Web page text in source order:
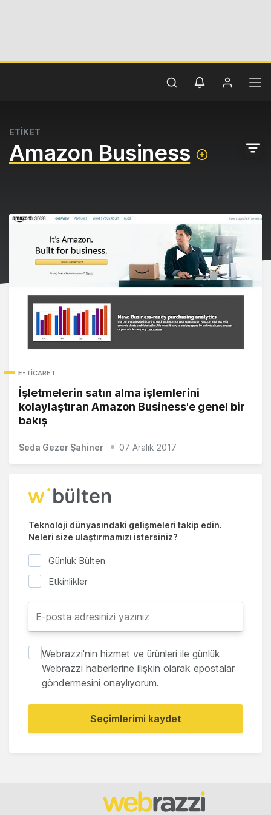
ETİKET
Amazon Business
E-TICARET
İşletmelerin satın alma işlemlerini
kolaylaştıran Amazon Business'e genel bir
bakış
Seda Gezer Şahiner 07 Aralık 2017
Teknoloji dünyasındaki gelişmeleri takip edin.
Neleri size ulaştırmamızı istersiniz?
Günlük Bülten
Etkinlikler
Webrazzi'nin hizmet ve ürünleri ile günlük
Webrazzi haberlerine ilişkin olarak epostalar
göndermesini onaylıyorum.
Seçimlerimi kaydet